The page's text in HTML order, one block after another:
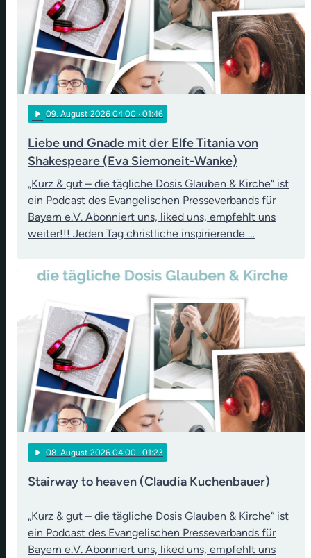
play_arrow 09. August 2026 04:00 · 01:46
Liebe und Gnade mit der Elfe Titania von
Shakespeare (Eva Siemoneit-Wanke)
„Kurz & gut – die tägliche Dosis Glauben & Kirche“ ist
ein Podcast des Evangelischen Presseverbands für
Bayern e.V. Abonniert uns, liked uns, empfehlt uns
weiter!!! Jeden Tag christliche inspirierende …
play_arrow 08. August 2026 04:00 · 01:23
Stairway to heaven (Claudia Kuchenbauer)
„Kurz & gut – die tägliche Dosis Glauben & Kirche“ ist
ein Podcast des Evangelischen Presseverbands für
Bayern e.V. Abonniert uns, liked uns, empfehlt uns